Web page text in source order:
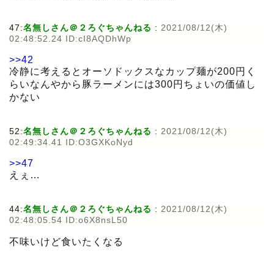
47:名無しさん＠２ろぐちゃんねる : 2021/08/12(木)
02:48:52.24 ID:cI8AQDhWp
>>42
冷静に考えるとオーソドックスなカップ麺が200円く
らいなんやから豚ラーメンには300円ちょいの価値し
かない
52:名無しさん＠２ろぐちゃんねる : 2021/08/12(木)
02:49:34.41 ID:O3GXKoNyd
>>47
えぇ…
44:名無しさん＠２ろぐちゃんねる : 2021/08/12(木)
02:48:05.54 ID:o6X8nsL50
不味いけど食いたくなる